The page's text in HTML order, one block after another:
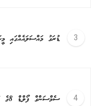
ޑުރަގު މައްސަލައެއްގައި
ސެމްސަންގް ފޯލްޑް 8ގެ ޕްރީއޯޑަރު ރެކޯޑް އަދަދަކަށް